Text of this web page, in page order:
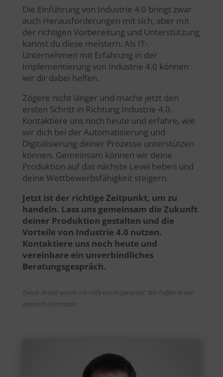
Die Einführung von Industrie 4.0 bringt zwar
auch Herausforderungen mit sich, aber mit
der richtigen Vorbereitung und Unterstützung
kannst du diese meistern. Als IT-
Unternehmen mit Erfahrung in der
Implementierung von Industrie 4.0 können
wir dir dabei helfen.
Zögere nicht länger und mache jetzt den
ersten Schritt in Richtung Industrie 4.0.
Kontaktiere uns noch heute und erfahre, wie
wir dich bei der Automatisierung und
Digitalisierung deiner Prozesse unterstützen
können. Gemeinsam können wir deine
Produktion auf das nächste Level heben und
deine Wettbewerbsfähigkeit steigern.
Jetzt ist der richtige Zeitpunkt, um zu
handeln. Lass uns gemeinsam die Zukunft
deiner Produktion gestalten und die
Vorteile von Industrie 4.0 nutzen.
Kontaktiere uns noch heute und
vereinbare ein unverbindliches
Beratungsgespräch.
Dieser Artikel wurde mit Hilfe von KI generiert. Wir hoffen er war
dennoch informativ!